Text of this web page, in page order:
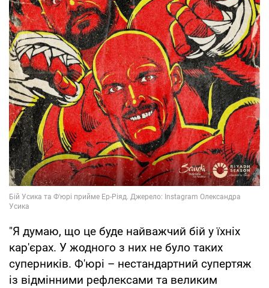
"Я думаю, що це буде найважчий бій у їхніх
кар'єрах. У жодного з них не було таких
суперників. Ф'юрі – нестандартний супертяж
із відмінними рефлексами та великим